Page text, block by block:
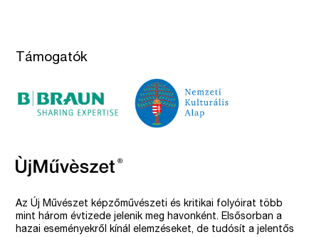
Támogatók
Az Új Művészet képzőművészeti és kritikai folyóirat több
mint három évtizede jelenik meg havonként. Elsősorban a
hazai eseményekről kínál elemzéseket, de tudósít a jelentős